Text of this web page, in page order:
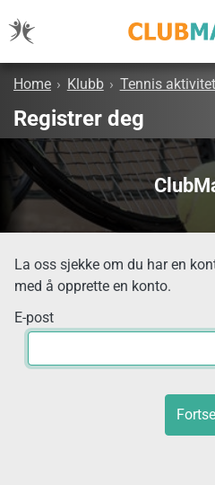
Home › Klubb › Tennis
Registrer deg
La oss sjekke om du har en
med å opprette en konto.
E-post